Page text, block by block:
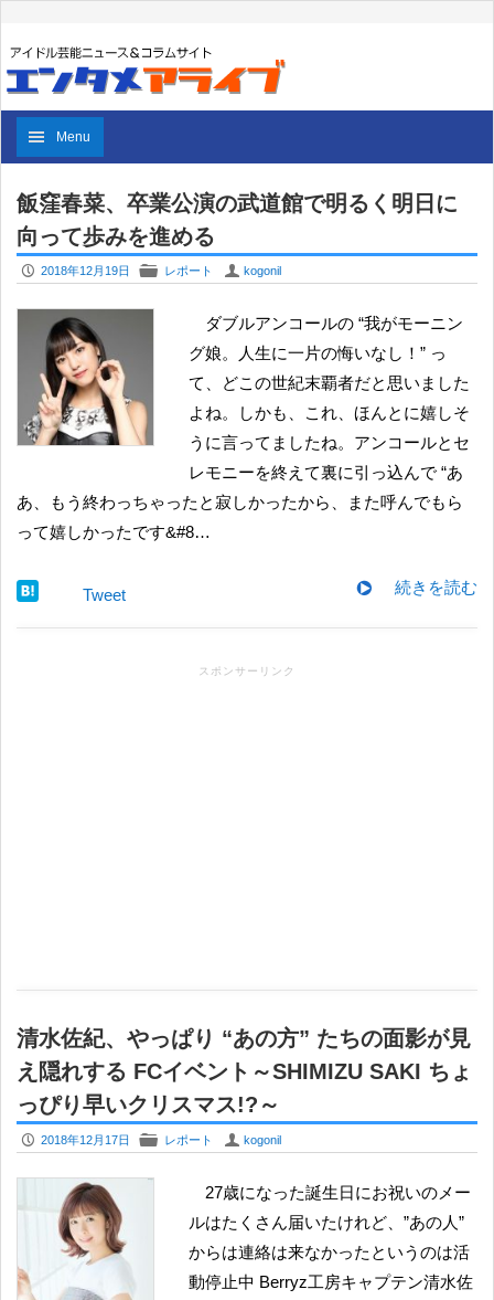
Menu
飯窪春菜、卒業公演の武道館で明るく明日に
向って歩みを進める
P 2018年12月19日 F レポート U kogonil
ダブルアンコールの “我がモーニン
グ娘。人生に一片の悔いなし！” っ
て、どこの世紀末覇者だと思いました
よね。しかも、これ、ほんとに嬉しそ
うに言ってましたね。アンコールとセ
レモニーを終えて裏に引っ込んで “あ
あ、もう終わっちゃったと寂しかったから、また呼んでもら
って嬉しかったです&#8…
続きを読む
Tweet
スポンサーリンク
清水佐紀、やっぱり “あの方” たちの面影が見
え隠れする FCイベント～SHIMIZU SAKI ちょ
っぴり早いクリスマス!?～
P 2018年12月17日 F レポート U kogonil
27歳になった誕生日にお祝いのメー
ルはたくさん届いたけれど、”あの人”
からは連絡は来なかったというのは活
動停止中 Berryz工房キャプテン清水佐